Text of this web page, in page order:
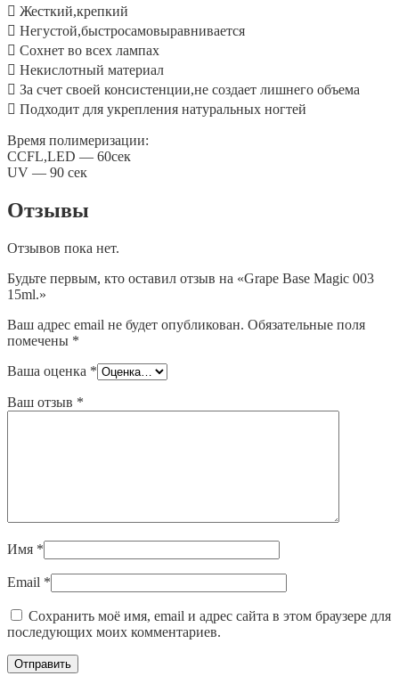
 Жесткий,️крепкий
 Не️густой,️быстро️самовыравнивается
 Сохнет️ во️ всех️ лампах️
 Не️кислотный️ материал
 За️ счет️ своей️ консистенции,️не️ создает️ лишнего️ объема
 Подходит️ для️ укрепления️ натуральных️ ногтей
Время полимеризации:
CCFL,️LED — 60сек
UV — 90 сек
Отзывы
Отзывов пока нет.
Будьте первым, кто оставил отзыв на «Grape Base Magic 003
15ml.»
Ваш адрес email не будет опубликован. Обязательные поля
помечены *
Ваша оценка *
Ваш отзыв *
Имя *
Email *
Сохранить моё имя, email и адрес сайта в этом браузере для
последующих моих комментариев.